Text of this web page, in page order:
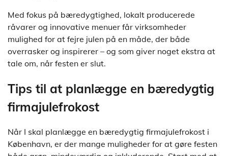
Med fokus på bæredygtighed, lokalt producerede
råvarer og innovative menuer får virksomheder
mulighed for at fejre julen på en måde, der både
overrasker og inspirerer – og som giver noget ekstra at
tale om, når festen er slut.
Tips til at planlægge en bæredygtig
firmajulefrokost
Når I skal planlægge en bæredygtig firmajulefrokost i
København, er der mange muligheder for at gøre festen